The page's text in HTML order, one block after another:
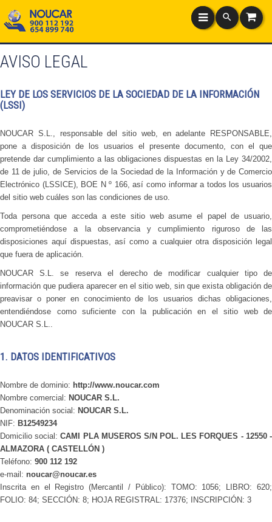
AVISO LEGAL
LEY DE LOS SERVICIOS DE LA SOCIEDAD DE LA INFORMACIÓN
(LSSI)
NOUCAR S.L., responsable del sitio web, en adelante RESPONSABLE,
pone a disposición de los usuarios el presente documento, con el que
pretende dar cumplimiento a las obligaciones dispuestas en la Ley 34/2002,
de 11 de julio, de Servicios de la Sociedad de la Información y de Comercio
Electrónico (LSSICE), BOE N º 166, así como informar a todos los usuarios
del sitio web cuáles son las condiciones de uso.
Toda persona que acceda a este sitio web asume el papel de usuario,
comprometiéndose a la observancia y cumplimiento riguroso de las
disposiciones aquí dispuestas, así como a cualquier otra disposición legal
que fuera de aplicación.
NOUCAR S.L. se reserva el derecho de modificar cualquier tipo de
información que pudiera aparecer en el sitio web, sin que exista obligación de
preavisar o poner en conocimiento de los usuarios dichas obligaciones,
entendiéndose como suficiente con la publicación en el sitio web de
NOUCAR S.L..
1. DATOS IDENTIFICATIVOS
Nombre de dominio: http://www.noucar.com
Nombre comercial: NOUCAR S.L.
Denominación social: NOUCAR S.L.
NIF: B12549234
Domicilio social:CAMI PLA MUSEROS S/N POL. LES FORQUES - 12550 -
ALMAZORA ( CASTELLÓN )
Teléfono: 900 112 192
e-mail: noucar@noucar.es
Inscrita en el Registro (Mercantil / Público): TOMO: 1056; LIBRO: 620;
FOLIO: 84; SECCIÓN: 8; HOJA REGISTRAL: 17376; INSCRIPCIÓN: 3